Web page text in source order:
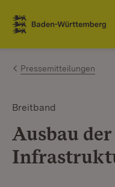
Zum Inhalt
Link zur Startseite
Pressemitteilungen
Breitband
Ausbau